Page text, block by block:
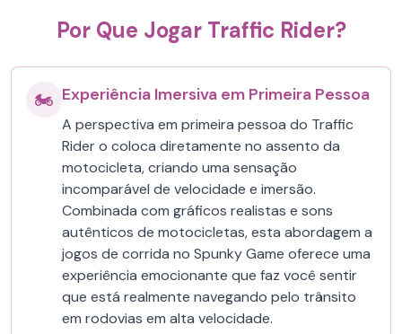
Por Que Jogar Traffic Rider?
🏍️ Experiência Imersiva em Primeira Pessoa
A perspectiva em primeira pessoa do Traffic
Rider o coloca diretamente no assento da
motocicleta, criando uma sensação
incomparável de velocidade e imersão.
Combinada com gráficos realistas e sons
autênticos de motocicletas, esta abordagem a
jogos de corrida no Spunky Game oferece uma
experiência emocionante que faz você sentir
que está realmente navegando pelo trânsito
em rodovias em alta velocidade.